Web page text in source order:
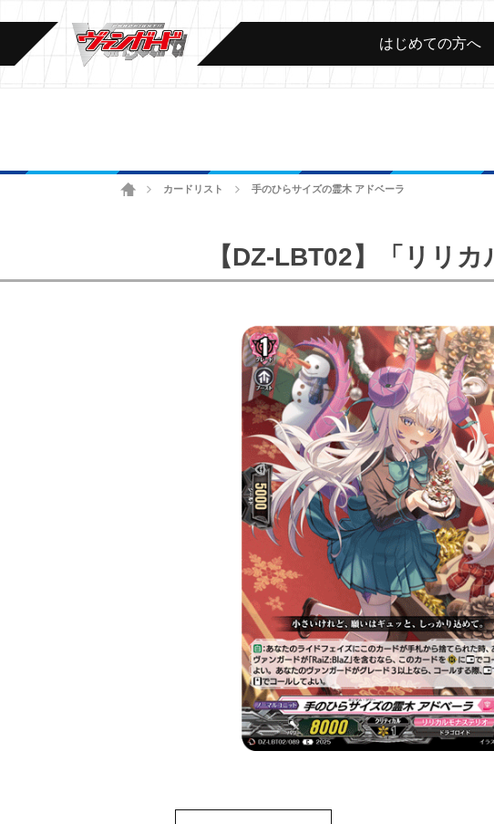
はじめての方へ
ホームカードリスト 手のひらサイズの霊木 アドベーラ
【DZ-LBT02】「リリ